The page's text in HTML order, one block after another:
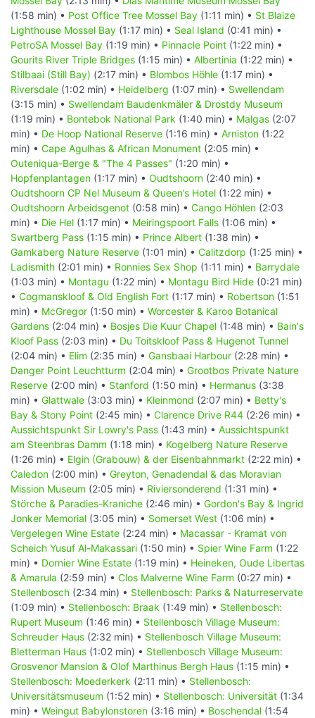
(1:58 min) • Post Office Tree Mossel Bay (1:11 min) • St Blaize
Lighthouse Mossel Bay (1:17 min) • Seal Island (0:41 min) •
PetroSA Mossel Bay (1:19 min) • Pinnacle Point (1:22 min) •
Gourits River Triple Bridges (1:15 min) • Albertinia (1:22 min) •
Stilbaai (Still Bay) (2:17 min) • Blombos Höhle (1:17 min) •
Riversdale (1:02 min) • Heidelberg (1:07 min) • Swellendam
(3:15 min) • Swellendam Baudenkmäler & Drostdy Museum
(1:19 min) • Bontebok National Park (1:40 min) • Malgas (2:07
min) • De Hoop National Reserve (1:16 min) • Arniston (1:22
min) • Cape Agulhas & African Monument (2:05 min) •
Outeniqua-Berge & "The 4 Passes" (1:20 min) •
Hopfenplantagen (1:17 min) • Oudtshoorn (2:40 min) •
Oudtshoorn CP Nel Museum & Queen’s Hotel (1:22 min) •
Oudtshoorn Arbeidsgenot (0:58 min) • Cango Höhlen (2:03
min) • Die Hel (1:17 min) • Meiringspoort Falls (1:06 min) •
Swartberg Pass (1:15 min) • Prince Albert (1:38 min) •
Gamkaberg Nature Reserve (1:01 min) • Calitzdorp (1:25 min) •
Ladismith (2:01 min) • Ronnies Sex Shop (1:11 min) • Barrydale
(1:03 min) • Montagu (1:22 min) • Montagu Bird Hide (0:21 min)
• Cogmanskloof & Old English Fort (1:17 min) • Robertson (1:51
min) • McGregor (1:50 min) • Worcester & Karoo Botanical
Gardens (2:04 min) • Bosjes Die Kuur Chapel (1:48 min) • Bain's
Kloof Pass (2:03 min) • Du Toitskloof Pass & Hugenot Tunnel
(2:04 min) • Elim (2:35 min) • Gansbaai Harbour (2:28 min) •
Danger Point Leuchtturm (2:04 min) • Grootbos Private Nature
Reserve (2:00 min) • Stanford (1:50 min) • Hermanus (3:38
min) • Glattwale (3:03 min) • Kleinmond (2:07 min) • Betty's
Bay & Stony Point (2:45 min) • Clarence Drive R44 (2:26 min) •
Aussichtspunkt Sir Lowry's Pass (1:43 min) • Aussichtspunkt
am Steenbras Damm (1:18 min) • Kogelberg Nature Reserve
(1:26 min) • Elgin (Grabouw) & der Eisenbahnmarkt (2:22 min) •
Caledon (2:00 min) • Greyton, Genadendal & das Moravian
Mission Museum (2:05 min) • Riviersonderend (1:31 min) •
Störche & Paradies-Kraniche (2:46 min) • Gordon's Bay & Ingrid
Jonker Memorial (3:05 min) • Somerset West (1:06 min) •
Vergelegen Wine Estate (2:24 min) • Macassar - Kramat von
Scheich Yusuf Al-Makassari (1:50 min) • Spier Wine Farm (1:22
min) • Dornier Wine Estate (1:19 min) • Heineken, Oude Libertas
& Amarula (2:59 min) • Clos Malverne Wine Farm (0:27 min) •
Stellenbosch (2:34 min) • Stellenbosch: Parks & Naturreservate
(1:09 min) • Stellenbosch: Braak (1:49 min) • Stellenbosch:
Rupert Museum (1:46 min) • Stellenbosch Village Museum:
Schreuder Haus (2:32 min) • Stellenbosch Village Museum:
Bletterman Haus (1:02 min) • Stellenbosch Village Museum:
Grosvenor Mansion & Olof Marthinus Bergh Haus (1:15 min) •
Stellenbosch: Moederkerk (2:11 min) • Stellenbosch:
Universitätsmuseum (1:52 min) • Stellenbosch: Universität (1:34
min) • Weingut Babylonstoren (3:16 min) • Boschendal (1:54